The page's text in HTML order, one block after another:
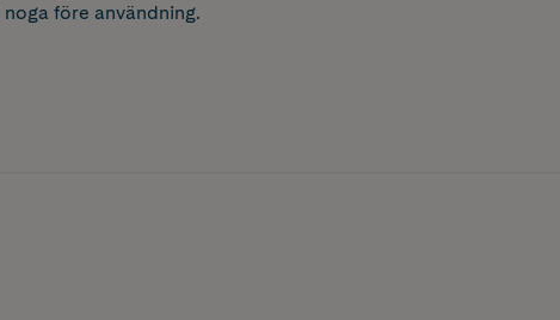
noga före användning.